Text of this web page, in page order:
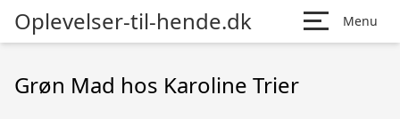
Oplevelser-til-hende.dk Menu
Grøn Mad hos Karoline Trier